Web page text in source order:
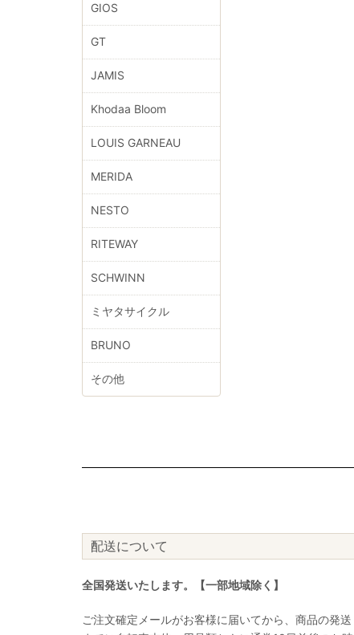
GIOS
GT
JAMIS
Khodaa Bloom
LOUIS GARNEAU
MERIDA
NESTO
RITEWAY
SCHWINN
ミヤタサイクル
BRUNO
その他
配送について
全国発送いたします。【一部地域除く】
ご注文確定メールがお客様に届いてから、商品の発送